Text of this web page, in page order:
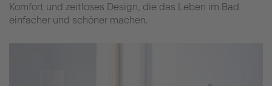
Komfort und zeitloses Design, die das Leben im Bad
einfacher und schöner machen.